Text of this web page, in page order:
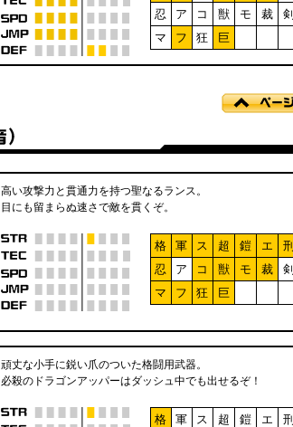
忍
ア コ 獣 モ 裁 剣
マ
フ 狂 巨
高い攻撃力と貫通力を持つ聖なるランス。
目にも留まらぬ速さで敵を貫くぞ。
格 軍 ス 超 鎧 エ 刑
忍
ア コ 獣 モ 裁 剣
マ
フ 狂 巨
頑丈な小手に鋭い爪のついた格闘用武器。
必殺のドラゴンアッパーはダッシュ中でも出せるぞ！
格 軍 ス 超 鎧 エ 刑